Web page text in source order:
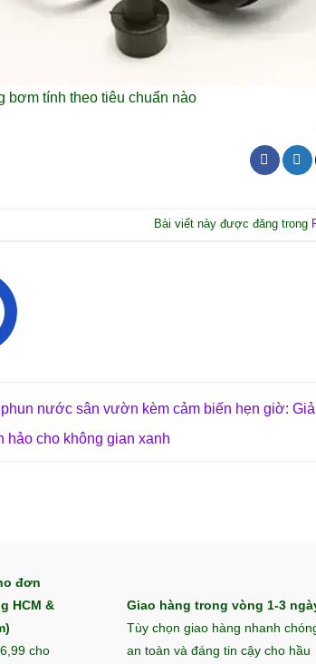
bơm tính theo tiêu chuẩn nào
Bài viết này được đăng trong
nước sân vườn kèm cảm biến hẹn giờ:
hảo cho không gian xanh
đơn
HCM &
cho
Giao hàng trong vòng 1-3
Tùy chọn giao hàng nhanh
an toàn và đáng tin cậy cho hầu